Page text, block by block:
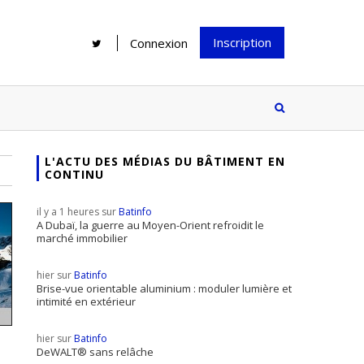
Connexion Inscription
idée mais...
Le print sous toutes ses formes a-t-
il encore sa place dans un monde
Rénover une salle de bains : gagner
supports
inscrire
à notre
?
L'ACTU DES MÉDIAS DU BÂTIMENT EN
CONTINU
il y a 1 heures surBatinfo
A Dubaï, la guerre au Moyen-Orient refroidit le
marché immobilier
hier surBatinfo
Brise-vue orientable aluminium : moduler lumière et
intimité en extérieur
hier surBatinfo
DeWALT® sans relâche